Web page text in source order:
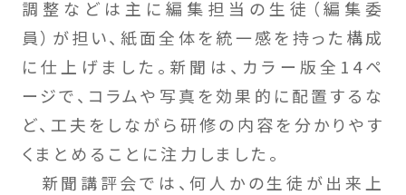
調整などは主に編集担当の生徒（編集委
員）が担い、紙面全体を統一感を持った構成
に仕上げました。新聞は、カラー版全14ペ
ージで、コラムや写真を効果的に配置するな
ど、工夫をしながら研修の内容を分かりやす
くまとめることに注力しました。
新聞講評会では、何人かの生徒が出来上